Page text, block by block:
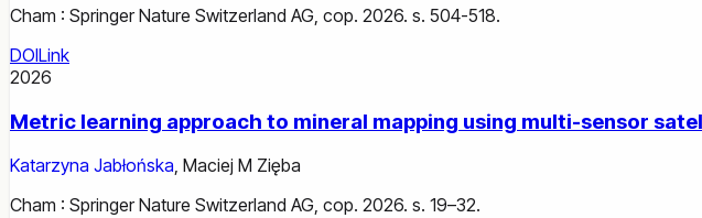
Cham : Springer Nature Switzerland AG, cop. 2026. s. 504-518.
DOILink
2026
Metric learning approach to mineral mapping using multi-sensor
Katarzyna Jabłońska, Maciej M Zięba
Cham : Springer Nature Switzerland AG, cop. 2026. s. 19–32.